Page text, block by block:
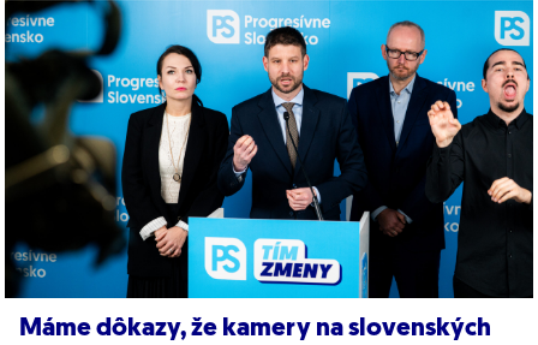
Máme dôkazy, že kamery na slovenských